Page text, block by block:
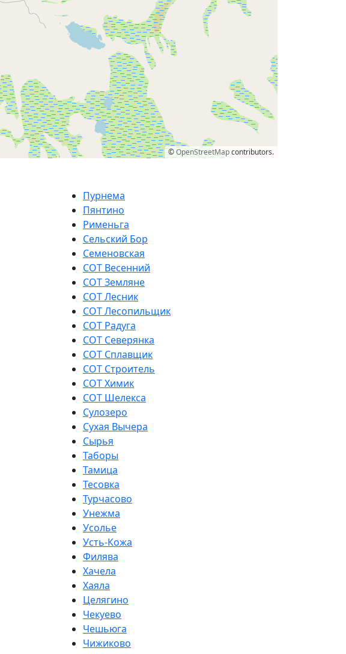
©OpenStreetMapcontributors.
Пурнема
Пянтино
Рименьга
Сельский Бор
Семеновская
СОТ Весенний
СОТ Земляне
СОТ Лесник
СОТ Лесопильщик
СОТ Радуга
СОТ Северянка
СОТ Сплавщик
СОТ Строитель
СОТ Химик
СОТ Шелекса
Сулозеро
Сухая Вычера
Сырья
Таборы
Тамица
Тесовка
Турчасово
Унежма
Усолье
Усть-Кожа
Филява
Хачела
Хаяла
Целягино
Чекуево
Чешьюга
Чижиково